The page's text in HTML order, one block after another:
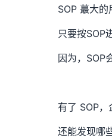
SOP 蕞大的
只要按SOP
因为，SOP
有了 SOP，
还能发现哪